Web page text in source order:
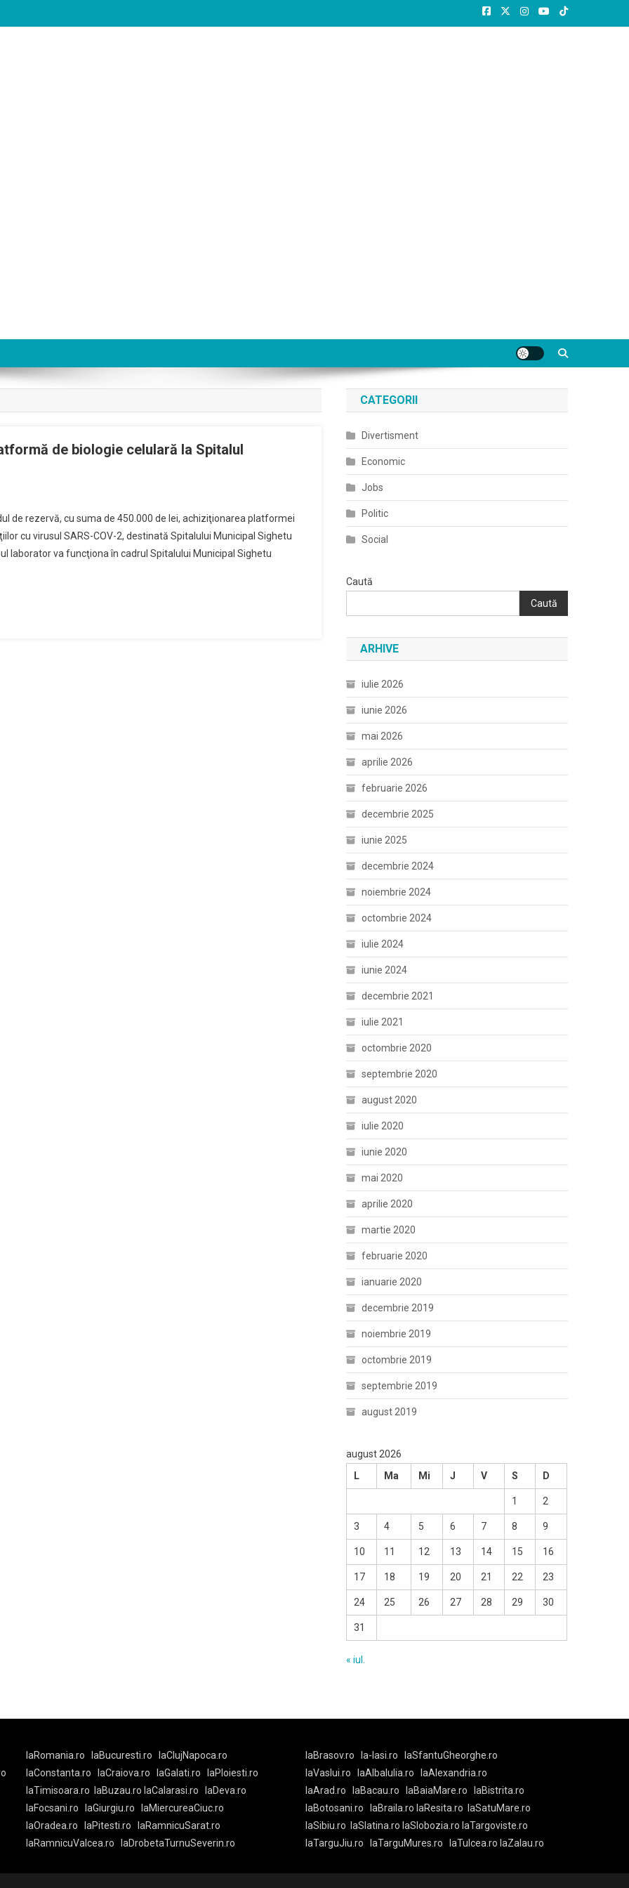
de biologie celulară la Spitalul
de rezervă, cu suma de 450.000 de lei, achiziţionarea platformei
cu virusul SARS-COV-2, destinată Spitalului Municipal Sighetu
laborator va funcţiona în cadrul Spitalului Municipal Sighetu
CATEGORII
Divertisment
Economic
Jobs
Politic
Social
Caută
Caută
ARHIVE
iulie 2026
iunie 2026
mai 2026
aprilie 2026
februarie 2026
decembrie 2025
iunie 2025
decembrie 2024
noiembrie 2024
octombrie 2024
iulie 2024
iunie 2024
decembrie 2021
iulie 2021
octombrie 2020
septembrie 2020
august 2020
iulie 2020
iunie 2020
mai 2020
aprilie 2020
martie 2020
februarie 2020
ianuarie 2020
decembrie 2019
noiembrie 2019
octombrie 2019
septembrie 2019
august 2019
august 2026
L
Ma Mi J V S D
1 2
3 4 5 6 7 8 9
10 11 12 13 14 15 16
17 18 19 20 21 22 23
24 25 26 27 28 29 30
31
« iul.
laRomania.ro laBucuresti.ro
laClujNapoca.ro
laConstanta.ro
laCraiova.ro laGalati.ro
laPloiesti.ro
laTimisoara.ro
laBuzau.ro laCalarasi.ro
laDeva.ro
laFocsani.ro
laGiurgiu.ro
laMiercureaCiuc.ro
laOradea.ro
laPitesti.ro
laRamnicuSarat.ro
laRamnicuValcea.ro
laDrobetaTurnuSeverin.ro
laBrasov.ro la-Iasi.ro
laSfantuGheorghe.ro
laVaslui.ro
laAlbaIulia.ro
laAlexandria.ro
laArad.ro
laBacau.ro laBaiaMare.ro
laBistrita.ro
laBotosani.ro
laBraila.ro laResita.ro
laSatuMare.ro
laSibiu.ro
laSlatina.ro laSlobozia.ro laTargoviste.ro
laTarguJiu.ro
laTarguMures.ro laTulcea.ro laZalau.ro